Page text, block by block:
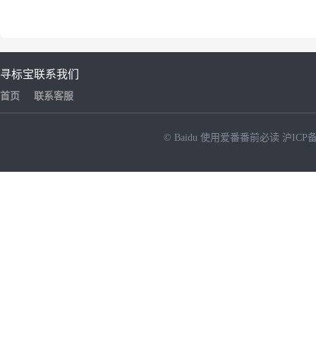
寻标宝
首页
联系我们
联系客服
© Baidu 使用爱番番前必读 沪ICP